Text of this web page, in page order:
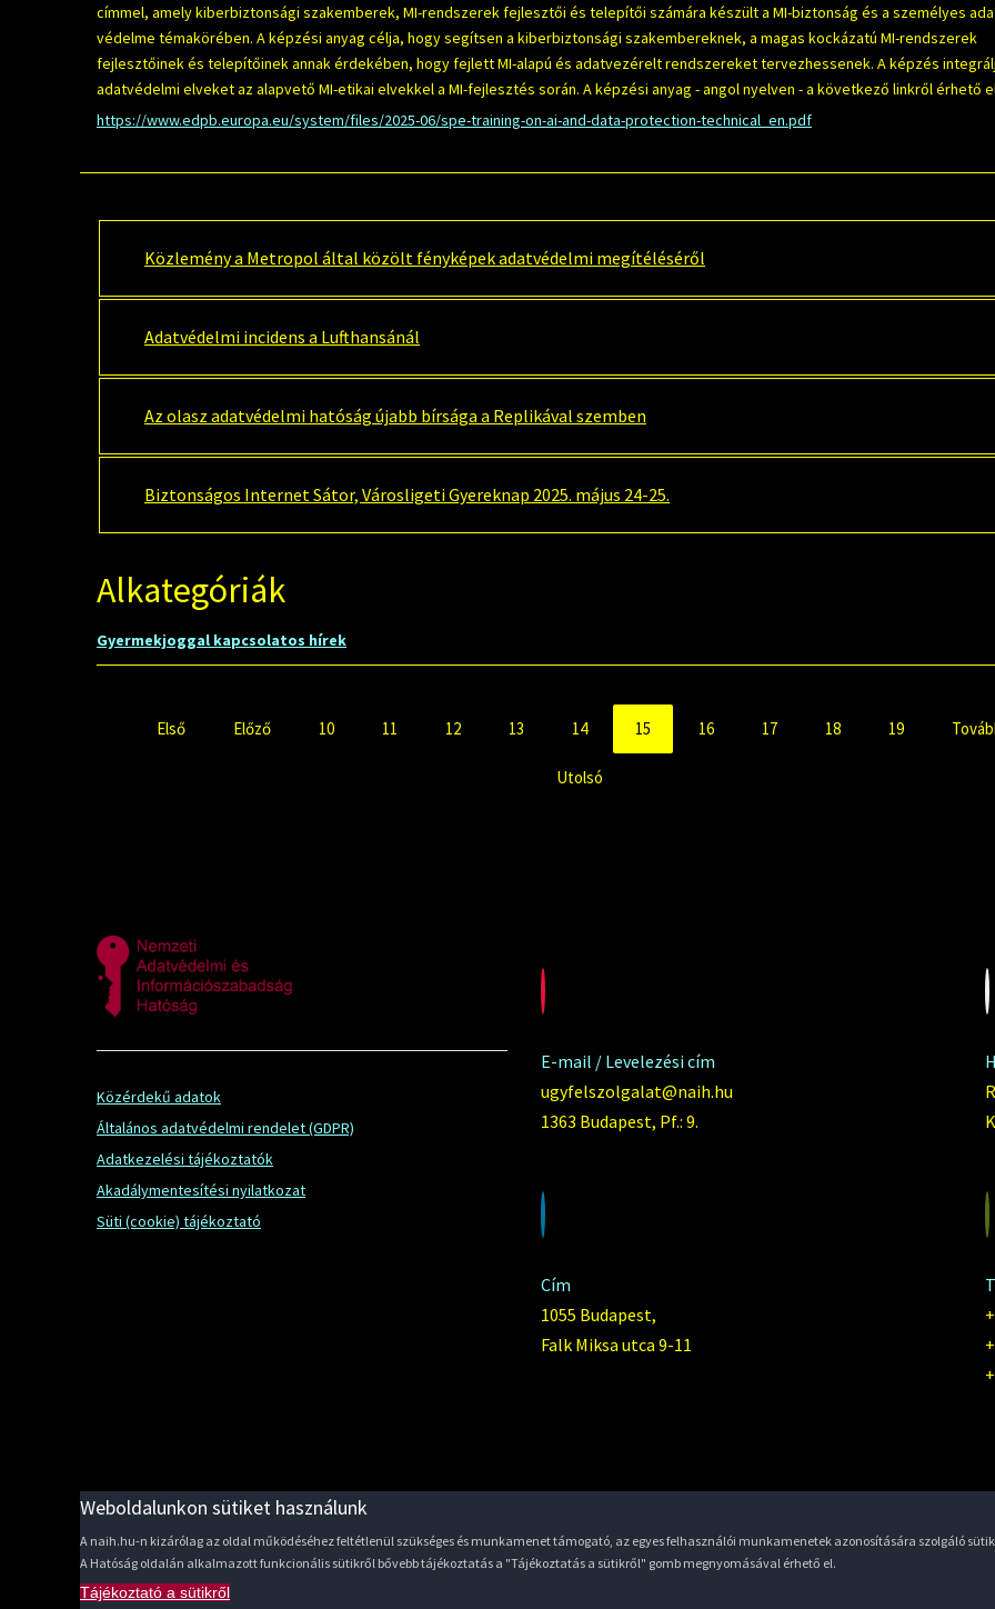
címmel, amely kiberbiztonsági szakemberek, MI-rendszerek fejlesztői és telepítői számára készült a MI-biztonság és a személyes
védelme témakörében. A képzési anyag célja, hogy segítsen a kiberbiztonsági szakembereknek, a magas kockázatú MI-rendszerek
fejlesztőinek és telepítőinek annak érdekében, hogy fejlett MI-alapú és adatvezérelt rendszereket tervezhessenek. A képzés
adatvédelmi elveket az alapvető MI-etikai elvekkel a MI-fejlesztés során. A képzési anyag - angol nyelven - a következő linkről érhető
https://www.edpb.europa.eu/system/files/2025-06/spe-training-on-ai-and-data-protection-technical_en.pdf
Közlemény a Metropol által közölt fényképek adatvédelmi megítéléséről
Adatvédelmi incidens a Lufthansánál
Az olasz adatvédelmi hatóság újabb bírsága a Replikával szemben
Biztonságos Internet Sátor, Városligeti Gyereknap 2025. május 24-25.
Alkategóriák
Gyermekjoggal kapcsolatos hírek
Első Előző 10 11 12 13 14 15 16 17 18 19
Utolsó
Közérdekű adatok
Általános adatvédelmi rendelet (GDPR)
Adatkezelési tájékoztatók
Akadálymentesítési nyilatkozat
Süti (cookie) tájékoztató
E-mail / Levelezési cím
ugyfelszolgalat@naih.hu
1363 Budapest, Pf.: 9.
Cím
1055 Budapest,
Falk Miksa utca 9-11
Weboldalunkon sütiket használunk
A naih.hu-n kizárólag az oldal működéséhez feltétlenül szükséges és munkamenet támogató, az egyes felhasználói munkamenetek azonosítására szolgáló
A Hatóság oldalán alkalmazott funkcionális sütikről bővebb tájékoztatás a "Tájékoztatás a sütikről" gomb megnyomásával érhető el.
Tájékoztató a sütikről